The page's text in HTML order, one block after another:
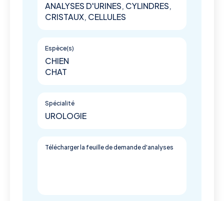
ANALYSES D'URINES, CYLINDRES,
CRISTAUX, CELLULES
Espèce(s)
CHIEN
CHAT
Spécialité
UROLOGIE
Télécharger la feuille de demande d'analyses